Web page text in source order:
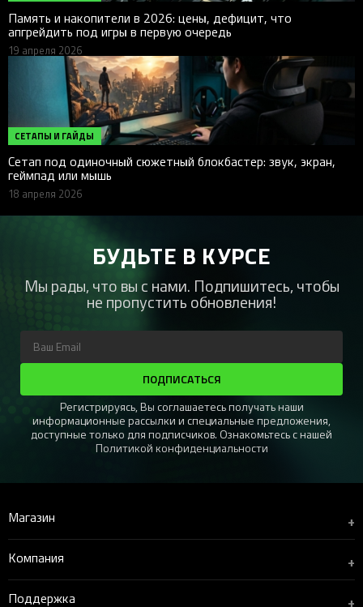
Память и накопители в 2026: цены, дефицит, что
апгрейдить под игры в первую очередь
19 апреля 2026
СЕТАПЫ И ГАЙДЫ
Сетап под одиночный сюжетный блокбастер: звук, экран,
геймпад или мышь
18 апреля 2026
БУДЬТЕ В КУРСЕ
Мы рады, что вы с нами. Подпишитесь, чтобы
не пропустить обновления!
ПОДПИСАТЬСЯ
Регистрируясь, Вы соглашаетесь получать наши
информационные рассылки и специальные предложения,
доступные только для подписчиков. Ознакомьтесь с нашей
Политикой конфиденциальности
Магазин +
Компания +
Поддержка +